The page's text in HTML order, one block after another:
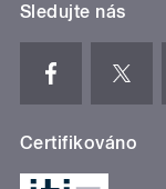
Sledujte nás
Certifikováno